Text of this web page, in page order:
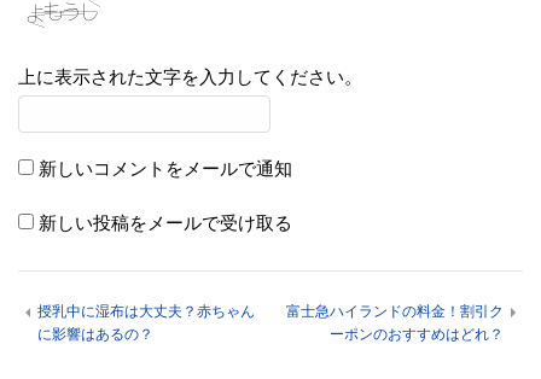
上に表示された文字を入力してください。
新しいコメントをメールで通知
新しい投稿をメールで受け取る
授乳中に湿布は大丈夫？赤ちゃん
に影響はあるの？
富士急ハイランドの料金！割引ク
ーポンのおすすめはどれ？